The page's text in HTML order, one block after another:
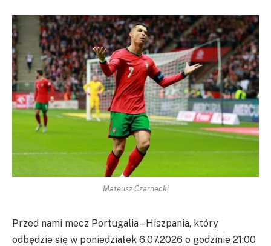
Mateusz Czarnecki
Przed nami mecz Portugalia – Hiszpania, który
odbędzie się w poniedziałek 6.07.2026 o godzinie 21:00